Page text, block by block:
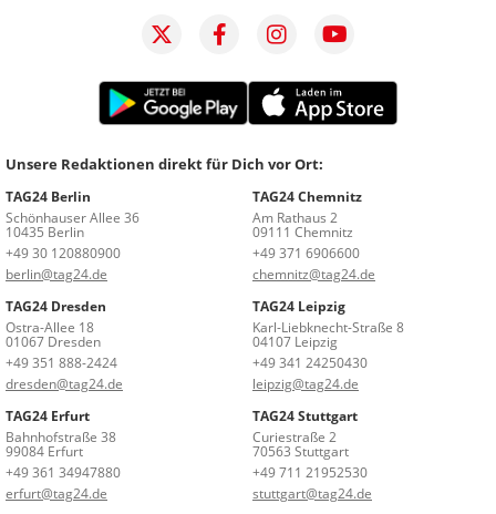
Unsere Redaktionen direkt für Dich vor Ort:
TAG24 Berlin
Schönhauser Allee 36
10435 Berlin
+49 30 120880900
berlin@tag24.de
TAG24 Chemnitz
Am Rathaus 2
09111 Chemnitz
+49 371 6906600
chemnitz@tag24.de
TAG24 Dresden
Ostra-Allee 18
01067 Dresden
+49 351 888-2424
dresden@tag24.de
TAG24 Leipzig
Karl-Liebknecht-Straße 8
04107 Leipzig
+49 341 24250430
leipzig@tag24.de
TAG24 Erfurt
Bahnhofstraße 38
99084 Erfurt
+49 361 34947880
erfurt@tag24.de
TAG24 Stuttgart
Curiestraße 2
70563 Stuttgart
+49 711 21952530
stuttgart@tag24.de